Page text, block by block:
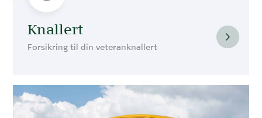
Knallert
Forsikring til din veteranknallert